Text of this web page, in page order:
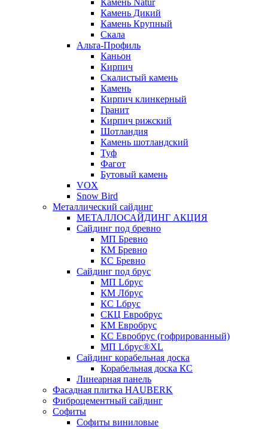
Камень Natur
Камень Дикий
Камень Крупный
Скала
Альта-Профиль
Каньон
Кирпич
Скалистый камень
Камень
Кирпич клинкерный
Гранит
Кирпич рижский
Шотландия
Камень шотландский
Туф
Фагот
Бутовый камень
VOX
Snow Bird
Металлический сайдинг
МЕТАЛЛОСАЙДИНГ АКЦИЯ
Сайдинг под бревно
МП Бревно
КМ Бревно
КС Бревно
Сайдинг под брус
МП Lбрус
КМ Лбрус
КС Lбрус
СКЦ Евробрус
КМ Евробрус
КС Евробрус (гофрированный)
МП Lбрус®XL
Сайдинг корабельная доска
Корабельная доска КС
Линеарная панель
Фасадная плитка HAUBERK
Фиброцементный сайдинг
Софиты
Софиты виниловые